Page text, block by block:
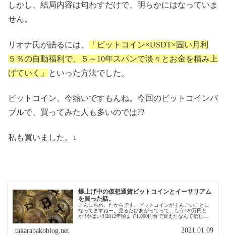
しかし、結局内容は匂わすだけで、明らかにはなっていま
せん。
リオナ氏が語るには、
「ビットコイン×USDT×固い月利
５％の自動福利で、５～10年スパンで淡々とお金を積み上
げていく」
といった方法でした。
ビットコイン、今熱いですもんね。今回のビットコインバ
ブルで、買ってみた人も多いのでは??
私も買いました。↓
爆上げ中の仮想通貨ビットコインとイーサリアム
を買った話。
こんにちわ。たからです。ビットコインがすんごいことに
なってますねー。見るたびあがってって、もう420万円と
か!!やばい!!!2012年頃まで1,000円台で買えたなんて信じら
takarabakoblog.net 2021.01.09